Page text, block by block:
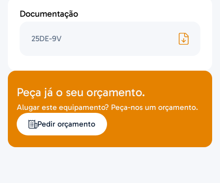
Documentação
25DE-9V
Peça já o seu orçamento.
Alugar este equipamento? Peça-nos um orçamento.
Pedir orçamento